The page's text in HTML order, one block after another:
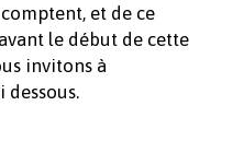
et de ce
le début de cette
invitons à
dessous.